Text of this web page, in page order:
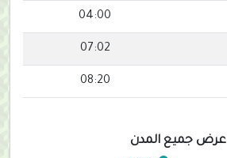
04:00
07:02
08:20
عرض جميع المدن